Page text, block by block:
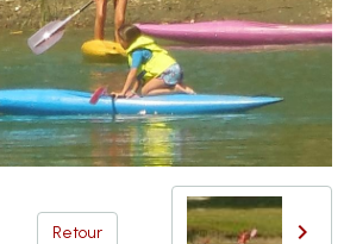
Retour